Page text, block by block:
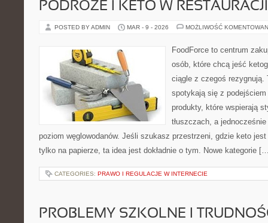
PODRÓŻE I KETO W RESTAURACJI
POSTED BY ADMIN MAR - 9 - 2026 MOŻLIWOŚĆ
FoodForce to centrum
osób, które chcą jeść
ciągle z czegoś
spotykają się z
produkty, które wspierają
tłuszczach, a
poziom węglowodanów. Jeśli szukasz przestrzeni, gdzie keto
tylko na papierze, ta idea jest dokładnie o tym. Nowe kategorie
CATEGORIES: PRAWO I REGULACJE W INTERNECIE
PROBLEMY SZKOLNE I